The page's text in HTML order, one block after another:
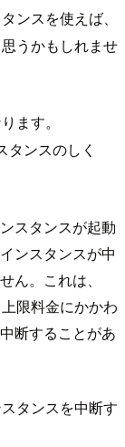
ンスを使えば、
うかもしれませ
ます。
ンスのしく
スタンスが起動
ンスタンスが中
ん。これは、
限料金にかかわ
断することがあ
タンスを中断す